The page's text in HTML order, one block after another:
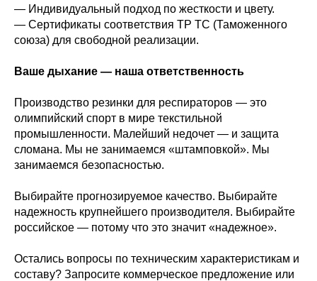
— Индивидуальный подход по жесткости и цвету.
— Сертификаты соответствия ТР ТС (Таможенного
союза) для свободной реализации.
Ваше дыхание — наша ответственность
Производство резинки для респираторов — это
олимпийский спорт в мире текстильной
промышленности. Малейший недочет — и защита
сломана. Мы не занимаемся «штамповкой». Мы
занимаемся безопасностью.
Выбирайте прогнозируемое качество. Выбирайте
надежность крупнейшего производителя. Выбирайте
российское — потому что это значит «надежное».
Остались вопросы по техническим характеристикам и
составу? Запросите коммерческое предложение или